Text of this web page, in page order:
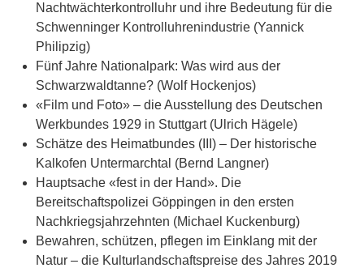
Nachtwächterkontrolluhr und ihre Bedeutung für die
Schwenninger Kontrolluhrenindustrie (Yannick
Philipzig)
Fünf Jahre Nationalpark: Was wird aus der
Schwarzwaldtanne? (Wolf Hockenjos)
«Film und Foto» – die Ausstellung des Deutschen
Werkbundes 1929 in Stuttgart (Ulrich Hägele)
Schätze des Heimatbundes (III) – Der historische
Kalkofen Untermarchtal (Bernd Langner)
Hauptsache «fest in der Hand». Die
Bereitschaftspolizei Göppingen in den ersten
Nachkriegsjahrzehnten (Michael Kuckenburg)
Bewahren, schützen, pflegen im Einklang mit der
Natur – die Kulturlandschaftspreise des Jahres 2019